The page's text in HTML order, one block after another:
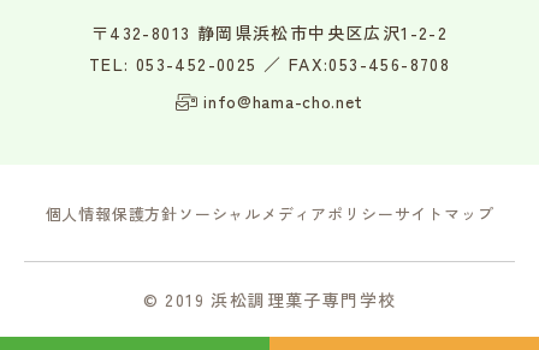
〒432-8013 静岡県浜松市中央区広沢1-2-2
TEL: 053-452-0025 ／ FAX:053-456-8708
info@hama-cho.net
個人情報保護方針ソーシャルメディアポリシーサイトマップ
© 2019 浜松調理菓子専門学校